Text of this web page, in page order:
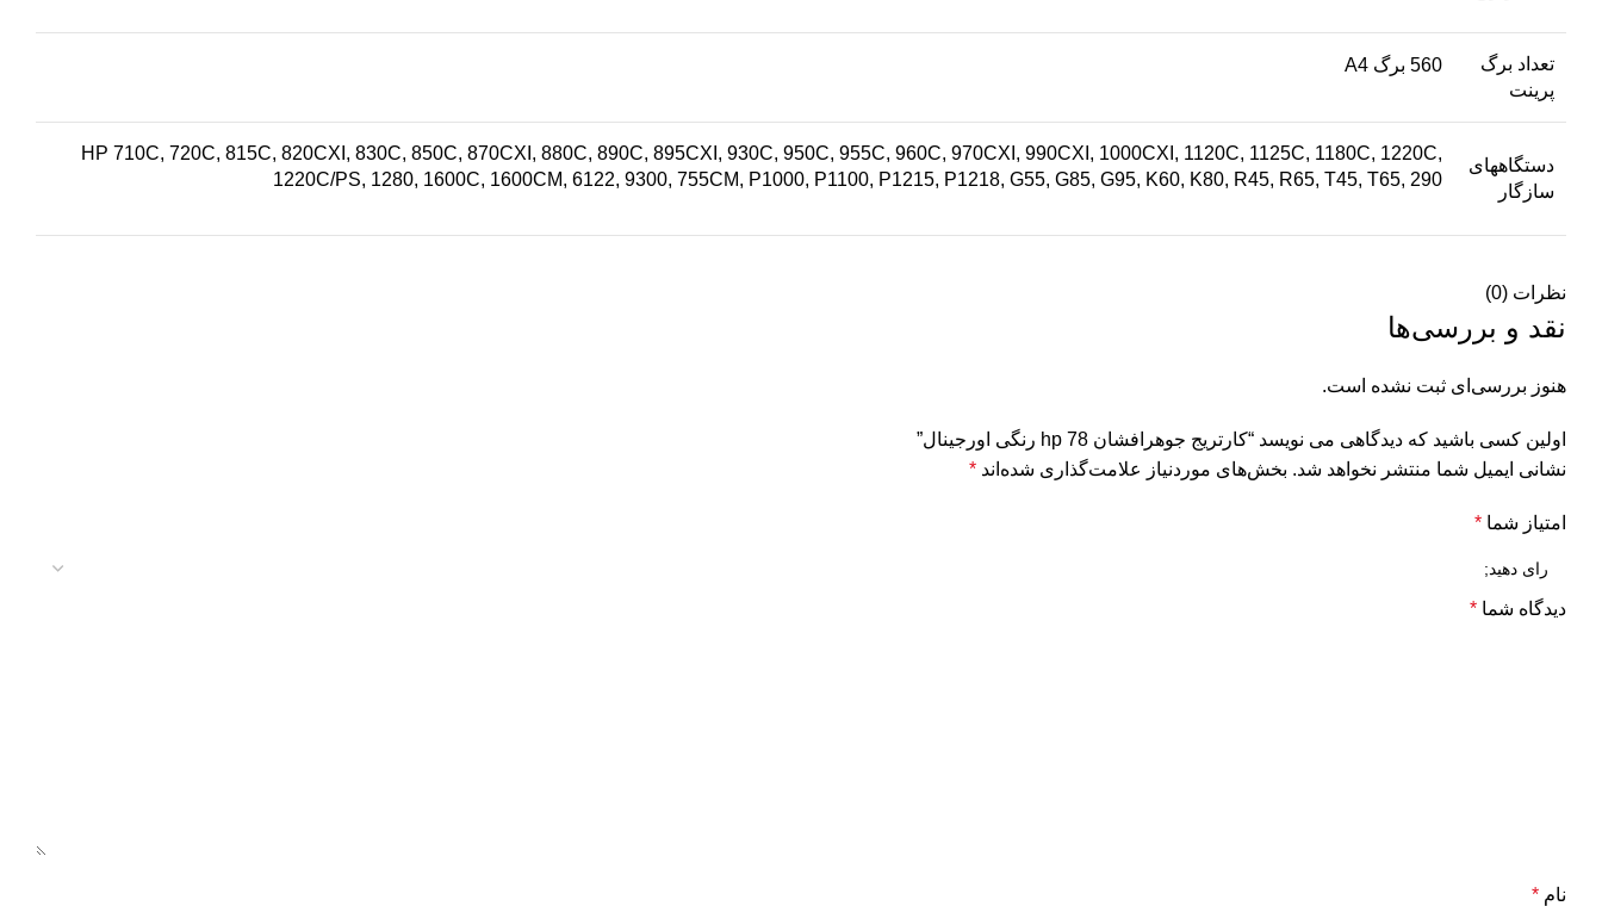
تعداد برگ
پرینت
560 برگ A4
دستگاههای
سازگار
HP 710C, 720C, 815C, 820CXI, 830C, 850C, 870CXI, 880C, 890C, 895CXI, 930C, 950C, 955C, 960C, 970CXI, 990CXI, 1000CXI, 1120C, 1125C, 1180C, 1220C,
1220C/PS, 1280, 1600C, 1600CM, 6122, 9300, 755CM, P1000, P1100, P1215, P1218, G55, G85, G95, K60, K80, R45, R65, T45, T65, 290
نظرات (0)
نقد و بررسی‌ها
هنوز بررسی‌ای ثبت نشده است.
اولین کسی باشید که دیدگاهی می نویسد “کارتریج جوهرافشان 78 hp رنگی اورجینال”
نشانی ایمیل شما منتشر نخواهد شد. بخش‌های موردنیاز علامت‌گذاری شده‌اند *
امتیاز شما *
دیدگاه شما *
نام *